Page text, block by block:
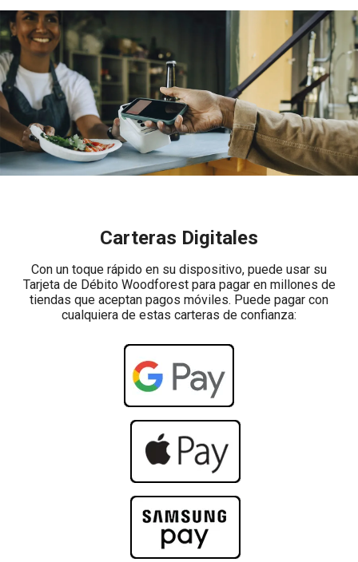
Carteras Digitales
Con un toque rápido en su dispositivo, puede usar su
Tarjeta de Débito Woodforest para pagar en millones de
tiendas que aceptan pagos móviles. Puede pagar con
cualquiera de estas carteras de confianza: